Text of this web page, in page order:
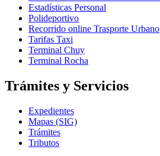
Estadísticas Personal
Polideportivo
Recorrido online Trasporte Urbano
Tarifas Taxi
Terminal Chuy
Terminal Rocha
Trámites y Servicios
Expedientes
Mapas (SIG)
Trámites
Tributos